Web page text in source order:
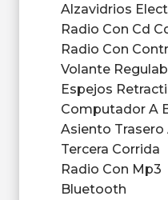
Alzavidrios
Radio Con Cd
Radio Con
Volante
Espejos
Computador A
Asiento
Tercera Corrida
Radio Con Mp3
Bluetooth